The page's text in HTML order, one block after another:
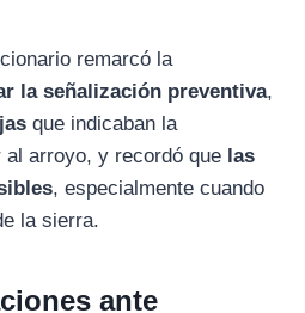
remarcó la
la señalización preventiva,
que indicaban la
arroyo, y recordó que las
, especialmente cuando
la sierra.
ante